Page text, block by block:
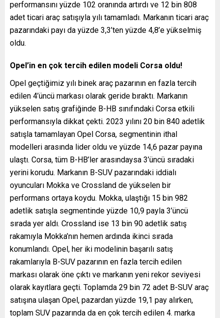
performansını yüzde 102 oranında artırdı ve 12 bin 808
adet ticari araç satışıyla yılı tamamladı. Markanın ticari araç
pazarındaki payı da yüzde 3,3’ten yüzde 4,8’e yükselmiş
oldu.
Opel’in en çok tercih edilen modeli Corsa oldu!
Opel geçtiğimiz yılı binek araç pazarının en fazla tercih
edilen 4’üncü markası olarak geride bıraktı. Markanın
yükselen satış grafiğinde B-HB sınıfındaki Corsa etkili
performansıyla dikkat çekti. 2023 yılını 20 bin 840 adetlik
satışla tamamlayan Opel Corsa, segmentinin ithal
modelleri arasında lider oldu ve yüzde 14,6 pazar payına
ulaştı. Corsa, tüm B-HB’ler arasındaysa 3’üncü sıradaki
yerini korudu. Markanın B-SUV pazarındaki iddialı
oyuncuları Mokka ve Crossland de yükselen bir
performans ortaya koydu. Mokka, ulaştığı 15 bin 982
adetlik satışla segmentinde yüzde 10,9 payla 3’üncü
sırada yer aldı. Crossland ise 13 bin 90 adetlik satış
rakamıyla Mokka’nın hemen ardında ikinci sırada
konumlandı. Opel, her iki modelinin başarılı satış
rakamlarıyla B-SUV pazarının en fazla tercih edilen
markası olarak öne çıktı ve markanın yeni rekor seviyesi
olarak kayıtlara geçti. Toplamda 29 bin 72 adet B-SUV araç
satışına ulaşan Opel, pazardan yüzde 19,1 pay alırken,
toplam SUV pazarında da en çok tercih edilen 4. marka